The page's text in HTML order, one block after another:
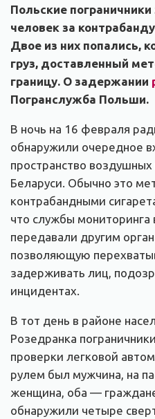
Польские
человек за
Двое из них попались,
груз, доставленный
границу. О задержании
Погранслужба Польши.
В ночь на 16 февраля
обнаружили очередное
пространство
Беларуси. Обычно это
контрабандными
что службы мониторинга
передавали другим
позволяющую
задерживать лиц,
инцидентах.
В тот день в районе
Розедранка
проверки легковой
рулем был мужчина, на
женщина, оба —
обнаружили четыре